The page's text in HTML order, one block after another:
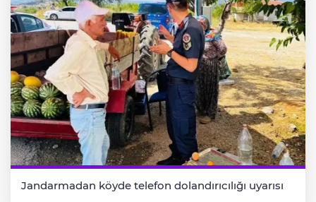
Jandarmadan köyde telefon dolandırıcılığı uyarısı